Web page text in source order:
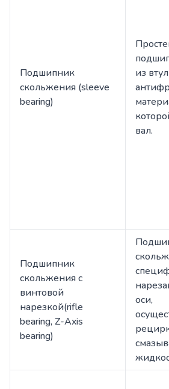
Подшипник
скольжения (sleeve
bearing)
из
вал.
Подшипник
скольжения c
винтовой
нарезкой(rifle
bearing, Z-Axis
bearing)
оси,